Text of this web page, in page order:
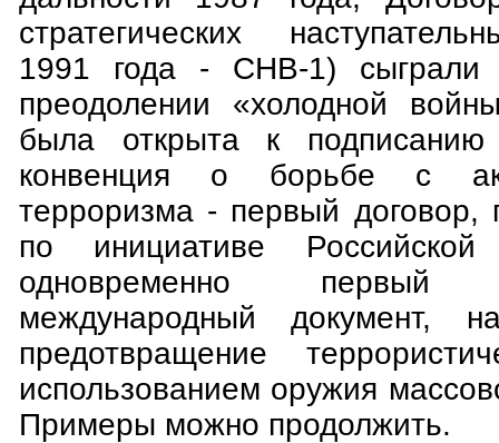
стратегических
1991 года - СНВ-1)
преодолении «холодной
была открыта к подписанию
конвенция о борьбе с
терроризма - первый
по инициативе
одновременно первый
международный документ,
предотвращение
использованием оружия
Примеры можно продолжить.